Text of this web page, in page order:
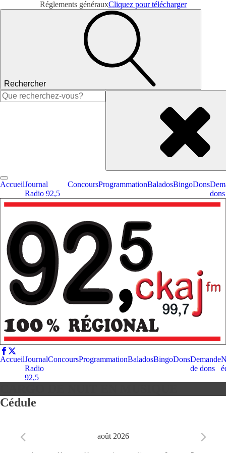
Réglements générauxCliquez pour télécharger
Rechercher
Rechercher :
AccueilJournal
Radio 92,5
ConcoursProgrammationBaladosBingoDons
dons
AccueilJournal
Radio
92,5
ConcoursProgrammationBaladosBingoDonsDemande
de dons
Cédule
août 2026